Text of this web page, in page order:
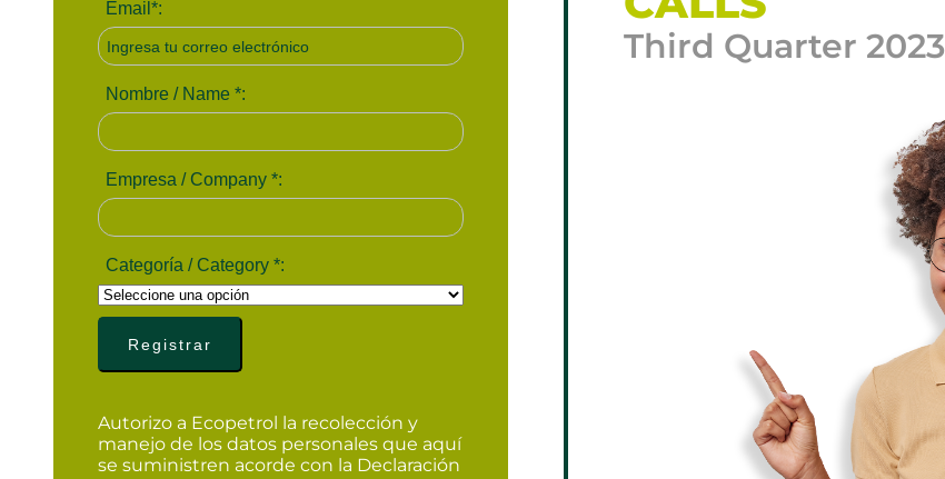
Email *:
Nombre / Name *:
Empresa / Company *:
Categoría / Category *:
Autorizo a Ecopetrol la recolección y
manejo de los datos personales que aquí
se suministren acorde con la Declaración
Third Quarter 2023